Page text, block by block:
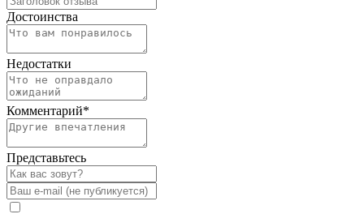
Достоинства
Недостатки
Комментарий*
Представьтесь